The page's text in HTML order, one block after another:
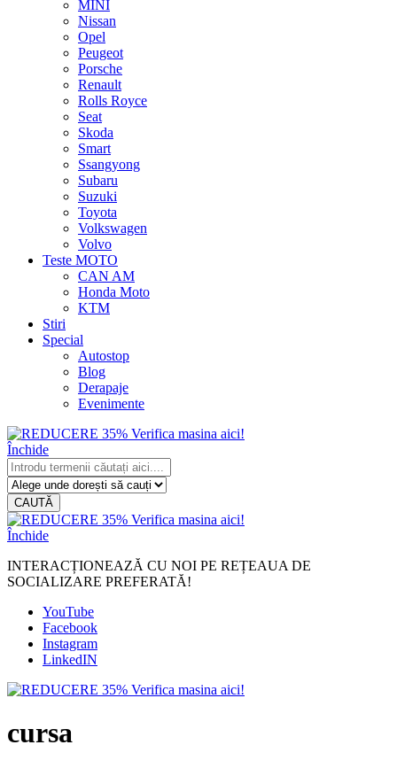
MINI
Nissan
Opel
Peugeot
Porsche
Renault
Rolls Royce
Seat
Skoda
Smart
Ssangyong
Subaru
Suzuki
Toyota
Volkswagen
Volvo
Teste MOTO
CAN AM
Honda Moto
KTM
Stiri
Special
Autostop
Blog
Derapaje
Evenimente
Închide
CAUTĂ
Închide
INTERACȚIONEAZĂ CU NOI PE REȚEAUA DE
SOCIALIZARE PREFERATĂ!
YouTube
Facebook
Instagram
LinkedIN
cursa